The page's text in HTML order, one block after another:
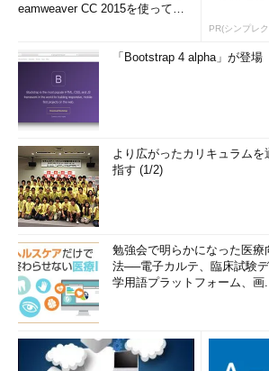
eamweaver CC 2015を使って
PR(シンプレ
「Bootstrap 4 alpha」が登場
より広がったカリキュラムを
指す (1/2)
勉強会で明らかになった医
法──電子カルテ、臨床試験
学用語プラットフォーム、画...